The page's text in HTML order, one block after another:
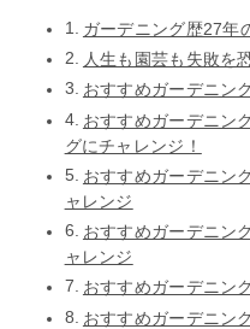
ガーデニング歴27年
人生も園芸も失敗を
おすすめガーデニン
おすすめガーデニン
グにチャレンジ！
おすすめガーデニン
ャレンジ
おすすめガーデニン
ャレンジ
おすすめガーデニン
おすすめガーデニン